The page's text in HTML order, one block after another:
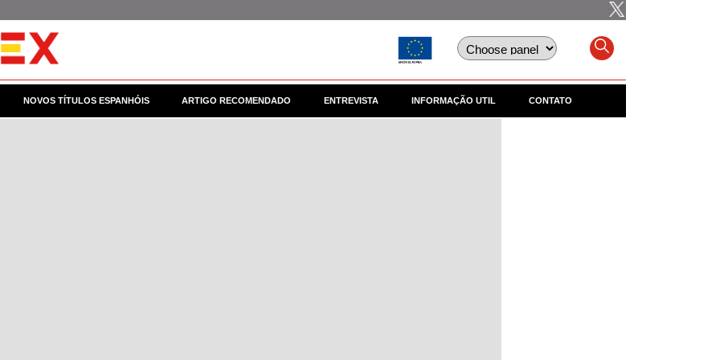
NOVOS TÍTULOS ESPANHÓIS ARTIGO RECOMENDADO ENTREVISTA INFORMAÇÃO UTIL CONTATO